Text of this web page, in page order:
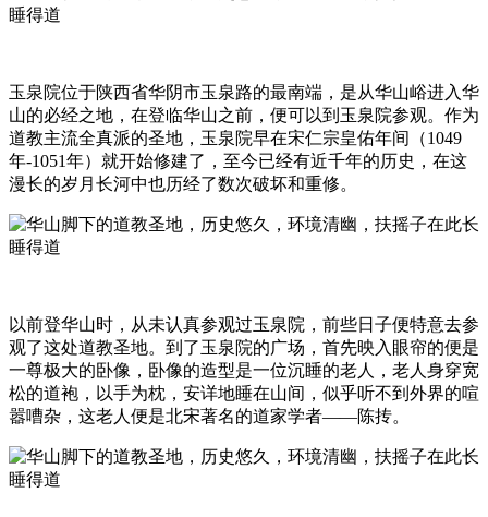
玉泉院位于陕西省华阴市玉泉路的最南端，是从华山峪进入华
山的必经之地，在登临华山之前，便可以到玉泉院参观。作为
道教主流全真派的圣地，玉泉院早在宋仁宗皇佑年间（1049
年-1051年）就开始修建了，至今已经有近千年的历史，在这
漫长的岁月长河中也历经了数次破坏和重修。
以前登华山时，从未认真参观过玉泉院，前些日子便特意去参
观了这处道教圣地。到了玉泉院的广场，首先映入眼帘的便是
一尊极大的卧像，卧像的造型是一位沉睡的老人，老人身穿宽
松的道袍，以手为枕，安详地睡在山间，似乎听不到外界的喧
嚣嘈杂，这老人便是北宋著名的道家学者——陈抟。